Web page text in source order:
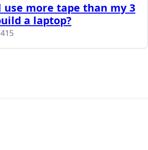
use more tape than my 3
a laptop?